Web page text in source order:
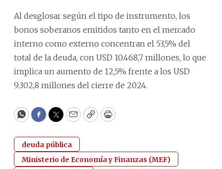
Al desglosar según el tipo de instrumento, los
bonos soberanos emitidos tanto en el mercado
interno como externo concentran el 53,5% del
total de la deuda, con USD 10.468,7 millones, lo que
implica un aumento de 12,5% frente a los USD
9.302,8 millones del cierre de 2024.
WhatsApp
Facebook
Twitter
EmailCopyPrint
deuda pública
Ministerio de Economía y Finanzas (MEF)